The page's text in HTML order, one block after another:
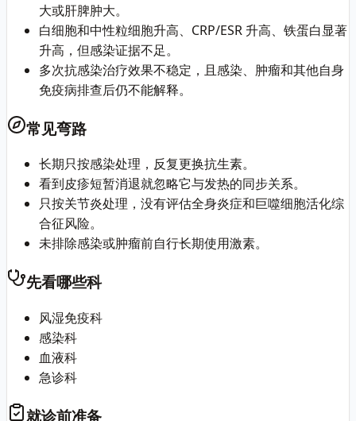
大或肝脾肿大。
白细胞和中性粒细胞升高、CRP/ESR 升高、铁蛋白显著
升高，但感染证据不足。
多次抗感染治疗效果不稳定，且感染、肿瘤和其他自身
免疫病排查后仍不能解释。
常见弯路
长期只按感染处理，反复更换抗生素。
看到皮疹短暂消退就忽略它与发热的同步关系。
只按关节炎处理，没有评估全身炎症和巨噬细胞活化综
合征风险。
未排除感染或肿瘤前自行长期使用激素。
先看哪些科
风湿免疫科
感染科
血液科
急诊科
就诊前准备